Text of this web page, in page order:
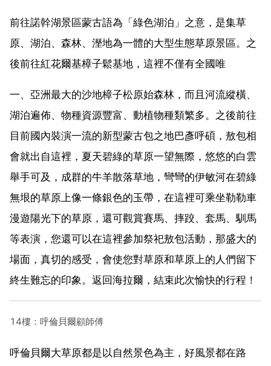
前往諾幹湖景區蒙古語為「綠色湖泊」之意，是集草
原、湖泊、森林、溼地為一體的大型生態草原景區。之
後前往紅花爾基樟子鬆基地，這裡不僅有全國唯
一、亞洲最大的沙地樟子松原始森林，而且河流縱橫、
湖泊遍佈、物種資源豐富、動植物種類繁多。之後前往
目前國內裝演一流的新型蒙古包之地巴彥呼碩，敖包相
會就出自這裡，夏天碧綠的草原一望無際，悠悠的白雲
舉手可及，成群的牛羊散落草地，彎彎的伊敏河在碧綠
無垠的草原上像一條銀色的玉帶，在這裡可乘坐勒勒車
漫遊陽光下的草原，還可觀賞賽馬、摔跤、套馬、馴馬
等表演，您還可以在這裡參加祭祀敖包活動，那盛大的
場面，真切的感受，會使您對草原和草原上的人們留下
終生難忘的印象。返回海拉爾，結束此次愉快的行程！
14樓：呼倫貝爾顧師傅
呼倫貝爾大草原都是以自然景色為主，好風景都在路